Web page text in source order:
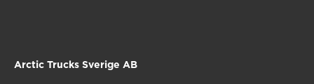
Arctic Trucks Sverige AB